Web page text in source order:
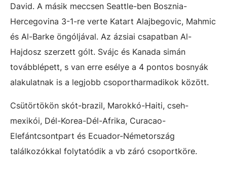
David. A másik meccsen Seattle-ben Bosznia-
Hercegovina 3-1-re verte Katart Alajbegovic, Mahmic
és Al-Barke öngóljával. Az ázsiai csapatban Al-
Hajdosz szerzett gólt. Svájc és Kanada simán
továbblépett, s van erre esélye a 4 pontos bosnyák
alakulatnak is a legjobb csoportharmadikok között.
Csütörtökön skót-brazil, Marokkó-Haiti, cseh-
mexikói, Dél-Korea-Dél-Afrika, Curacao-
Elefántcsontpart és Ecuador-Németország
találkozókkal folytatódik a vb záró csoportköre.